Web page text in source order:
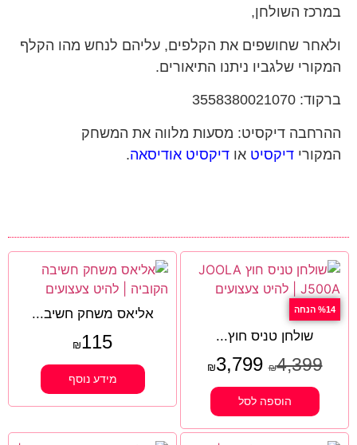
במרכז השולחן,
ולאחר שחושפים את הקלפים, עליהם לנחש מהו הקלף
המקורי שלגביו ניתנו התיאורים.
ברקוד: 3558380021070
ההרחבה דיקסיט: מסעות מלווה את המשחק
המקורי דיקסיט או דיקסיט אודיסאה.
%14 הנחה
שולחן טניס חוץ...
₪4,399
₪3,799
הוספה לסל
אליאס משחק חשיב...
₪115
מידע נוסף